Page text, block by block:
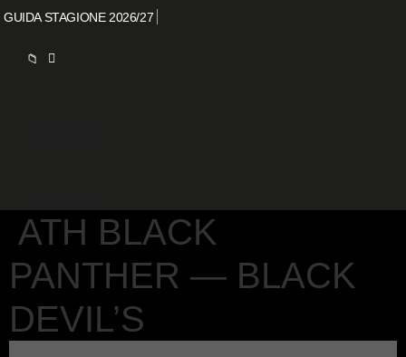
GUIDA STAGIONE 2026/27
📁
ATH BLACK
PANTHER — BLACK
DEVIL’S